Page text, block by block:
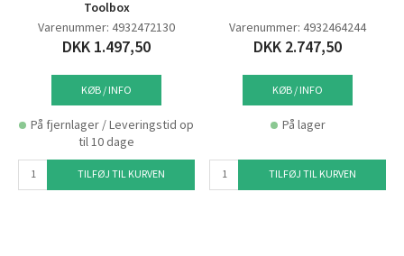
Toolbox
Varenummer: 4932472130
DKK 1.497,50
KØB / INFO
På fjernlager / Leveringstid op
til 10 dage
TILFØJ TIL KURVEN
Varenummer: 4932464244
DKK 2.747,50
KØB / INFO
På lager
TILFØJ TIL KURVEN